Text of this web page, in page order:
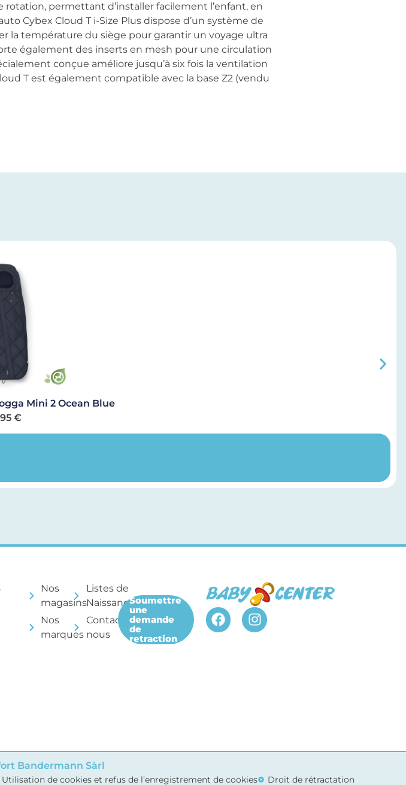
rotation, permettant d’installer facilement l’enfant, en
Cybex Cloud T i-Size Plus dispose d’un système de
la température du siège pour garantir un voyage ultra
également des inserts en mesh pour une circulation
conçue améliore jusqu’à six fois la ventilation
T est également compatible avec la base Z2 (vendu
Mini 2 Ocean Blue
€
Nos
magasins
Nos
marques
Listes de
Naissance
Contactez-
nous
Soumettre
une
demande
de
retraction
Bandermann Sàrl
Utilisation de cookies et refus de l’enregistrement de cookies Droit de rétractation